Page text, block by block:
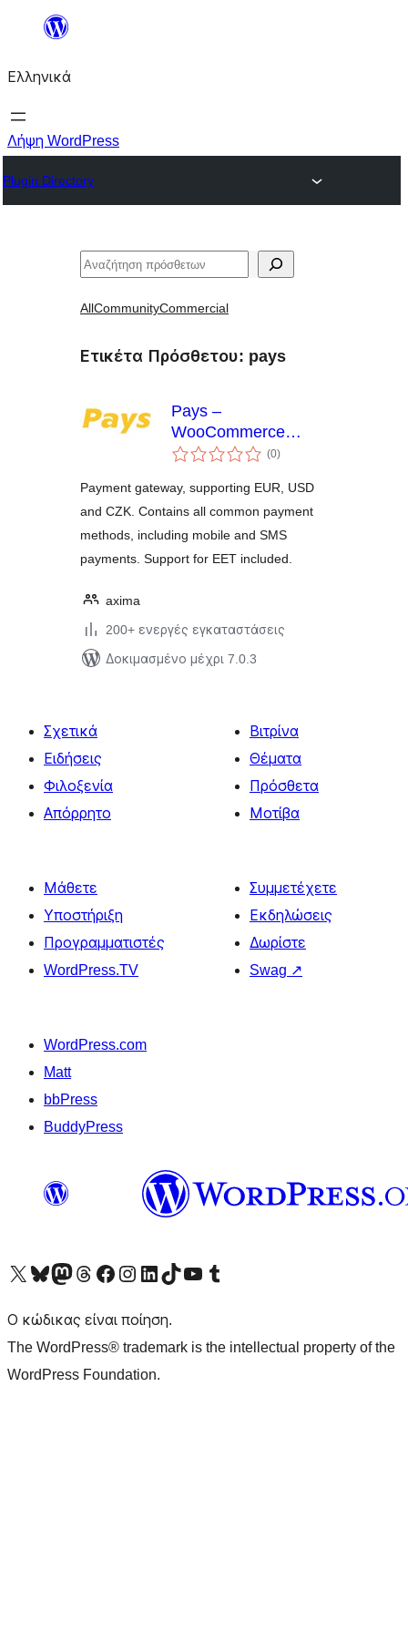
Μετάβαση
περιεχόμενο
Ελληνικά
Λήψη WordPress
Plugin Directory
Αναζήτηση
AllCommunityCommercial
Ετικέτα Πρόσθετου: pays
Pays –
WooCommerce
Payment Gateway
(0αξιολογήσεις
σύνολο
)
Payment gateway, supporting EUR, USD
and CZK. Contains all common payment
methods, including mobile and SMS
payments. Support for EET included.
axima
200+ ενεργές εγκαταστάσεις
Δοκιμασμένο μέχρι 7.0.3
Σχετικά
Ειδήσεις
Φιλοξενία
Απόρρητο
Βιτρίνα
Θέματα
Πρόσθετα
Μοτίβα
Μάθετε
Υποστήριξη
Προγραμματιστές
WordPress.TV
Συμμετέχετε
Εκδηλώσεις
Δωρίστε
Swag ↗
WordPress.com
Matt
bbPress
BuddyPress
Visit our X (formerly Twitter) account
Visit our Bluesky account
Επισκεφθείτε τον λογαριασμό μας στο Mastodon
Visit our Threads account
Επισκεφτείτε τη σελίδα μας στο Facebook
Επισκεφθείτε τον λογαριασμό μας Instagram
Επισκεφθείτε τον λογαριασμό μας LinkedIn
Visit our TikTok account
Visit our YouTube channel
Visit our Tumblr account
Ο κώδικας είναι ποίηση.
The WordPress® trademark is the intellectual property of the
WordPress Foundation.